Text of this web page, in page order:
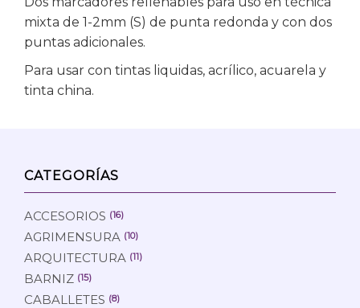
mixta de 1-2mm (S) de punta redonda y con dos
puntas adicionales.
Para usar con tintas liquidas, acrílico, acuarela y
tinta china.
CATEGORÍAS
ACCESORIOS (16)
AGRIMENSURA (10)
ARQUITECTURA (11)
BARNIZ (15)
CABALLETES (8)